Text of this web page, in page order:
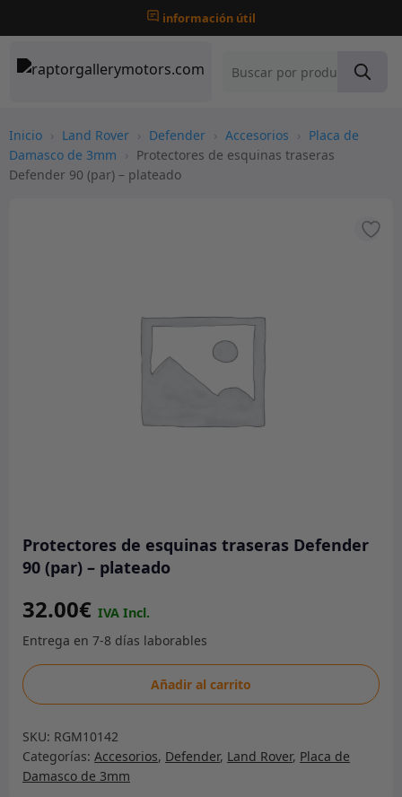
información útil
Inicio › Land Rover › Defender › Accesorios › Placa de
Damasco de 3mm › Protectores de esquinas traseras
Defender 90 (par) – plateado
Protectores de esquinas traseras Defender
90 (par) – plateado
32.00€
Protectores
de
traseras
Defender
90
Añadir al carrito
SKU: RGM10142
Categorías: Accesorios, Defender, Land Rover, Placa de
Damasco de 3mm